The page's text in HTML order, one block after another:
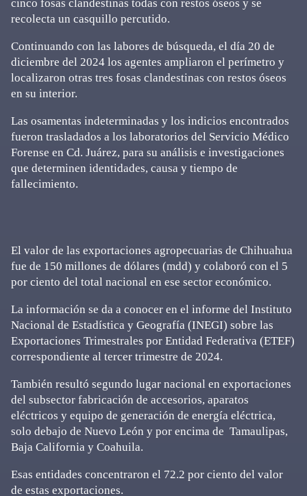
cinco fosas clandestinas todas con restos óseos y se
recolecta un casquillo percutido.
Continuando con las labores de búsqueda, el día 20 de
diciembre del 2024 los agentes ampliaron el perímetro y
localizaron otras tres fosas clandestinas con restos óseos
en su interior.
Las osamentas indeterminadas y los indicios encontrados
fueron trasladados a los laboratorios del Servicio Médico
Forense en Cd. Juárez, para su análisis e investigaciones
que determinen identidades, causa y tiempo de
fallecimiento.
El valor de las exportaciones agropecuarias de Chihuahua
fue de 150 millones de dólares (mdd) y colaboró con el 5
por ciento del total nacional en ese sector económico.
La información se da a conocer en el informe del Instituto
Nacional de Estadística y Geografía (INEGI) sobre las
Exportaciones Trimestrales por Entidad Federativa (ETEF)
correspondiente al tercer trimestre de 2024.
También resultó segundo lugar nacional en exportaciones
del subsector fabricación de accesorios, aparatos
eléctricos y equipo de generación de energía eléctrica,
solo debajo de Nuevo León y por encima de Tamaulipas,
Baja California y Coahuila.
Esas entidades concentraron el 72.2 por ciento del valor
de estas exportaciones.